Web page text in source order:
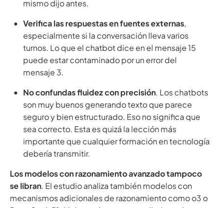
mismo dijo antes.
Verifica las respuestas en fuentes externas,
especialmente si la conversación lleva varios
turnos. Lo que el chatbot dice en el mensaje 15
puede estar contaminado por un error del
mensaje 3.
No confundas fluidez con precisión. Los chatbots
son muy buenos generando texto que parece
seguro y bien estructurado. Eso no significa que
sea correcto. Esta es quizá la lección más
importante que cualquier formación en tecnología
debería transmitir.
Los modelos con razonamiento avanzado tampoco
se libran. El estudio analiza también modelos con
mecanismos adicionales de razonamiento como o3 o